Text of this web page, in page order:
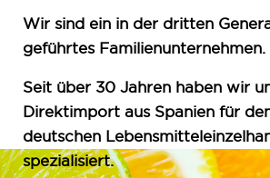
Wir sind ein in der dritten
geführtes Familienunternehmen.
Seit über 30 Jahren haben wir
Direktimport aus Spanien für
deutschen
spezialisiert.